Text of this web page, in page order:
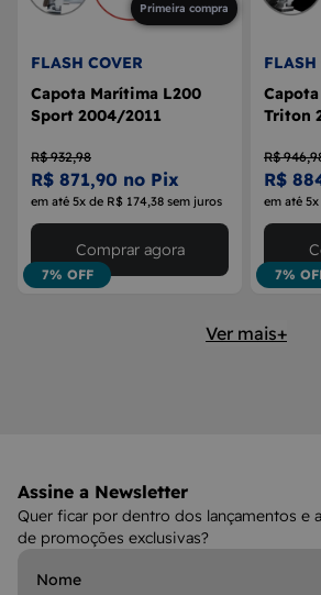
Primeira compra
FLASH COVER
Capota Marítima L200
Sport 2004/2011
R$ 932,98
R$ 871,90 no Pix
em até 5x de R$ 174,38 sem juros
7% OFF
Comprar agora
FLASH
Triton
R$
R$
em até
7%
Ver mais+
Assine a Newsletter
Quer ficar por dentro dos lançamentos e
de promoções exclusivas?